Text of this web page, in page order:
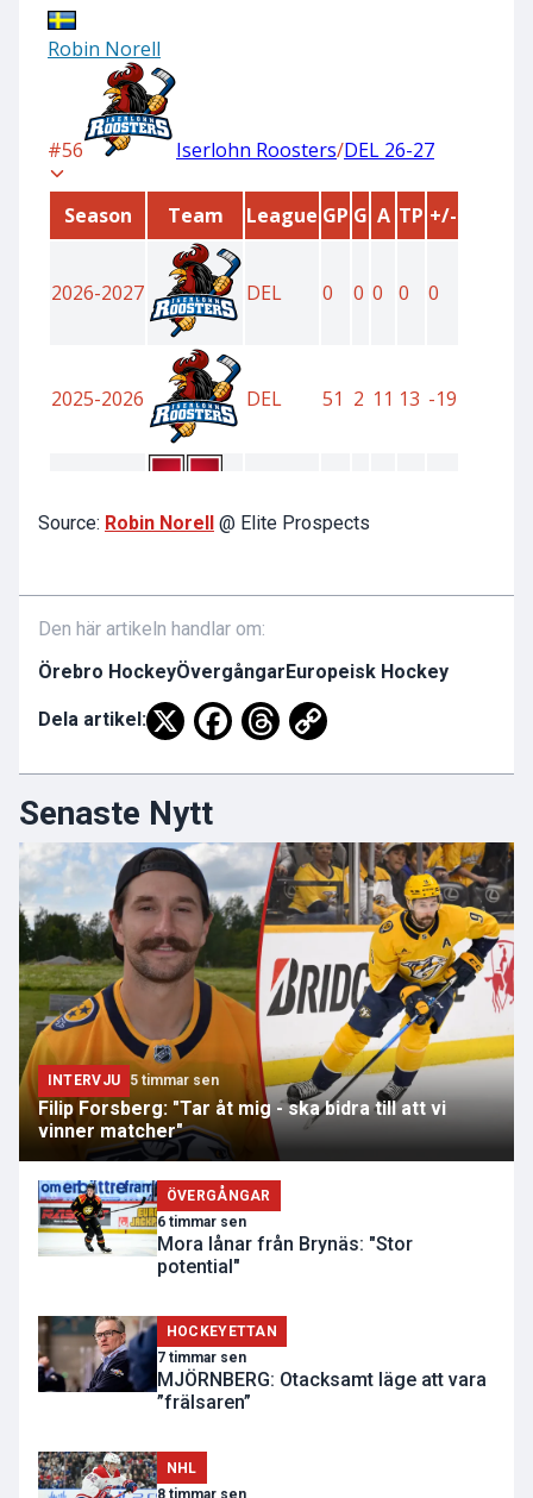
Source: Robin Norell @ Elite Prospects
Den här artikeln handlar om:
Örebro HockeyÖvergångar Europeisk Hockey
Dela artikel:
Senaste Nytt
INTERVJU 5 timmar sen
Filip Forsberg: "Tar åt mig - ska bidra till att vi
vinner matcher"
ÖVERGÅNGAR
6 timmar sen
Mora lånar från Brynäs: "Stor
potential"
HOCKEYETTAN
7 timmar sen
MJÖRNBERG: Otacksamt läge att vara
”frälsaren”
NHL
8 timmar sen